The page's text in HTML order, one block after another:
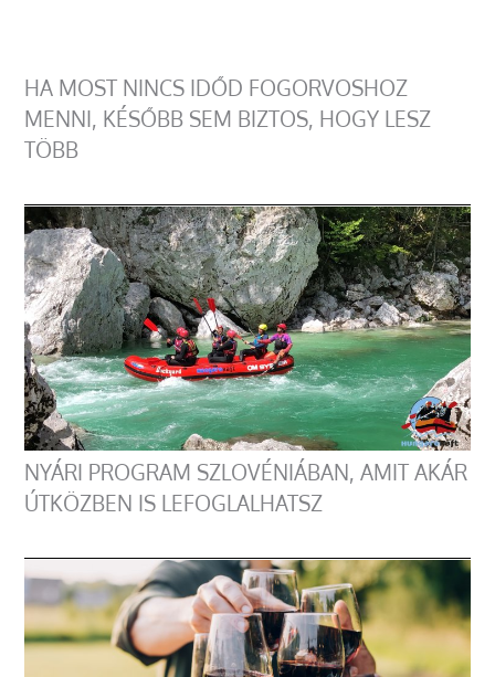
HA MOST NINCS IDŐD FOGORVOSHOZ
MENNI, KÉSŐBB SEM BIZTOS, HOGY LESZ
TÖBB
NYÁRI PROGRAM SZLOVÉNIÁBAN, AMIT AKÁR
ÚTKÖZBEN IS LEFOGLALHATSZ